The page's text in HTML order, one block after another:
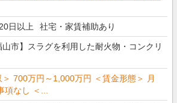
日以上 社宅・家賃補助あり
山市】スラグを利用した耐火物・コンクリ
＞ 700万円～1,000万円 ＜賃金形態＞ 月
項なし ＜...